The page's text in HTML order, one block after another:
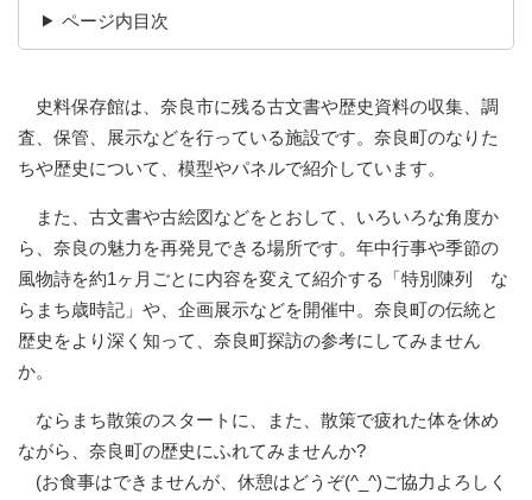
ページ内目次
​ 史料保存館は、奈良市に残る古文書や歴史資料の収集、調
査、保管、展示などを行っている施設です。奈良町のなりた
ちや歴史について、模型やパネルで紹介しています。
また、古文書や古絵図などをとおして、いろいろな角度か
ら、奈良の魅力を再発見できる場所です。年中行事や季節の
風物詩を約1ヶ月ごとに内容を変えて紹介する「特別陳列 な
らまち歳時記」や、企画展示などを開催中。奈良町の伝統と
歴史をより深く知って、奈良町探訪の参考にしてみません
か。
ならまち散策のスタートに、また、散策で疲れた体を休め
ながら、奈良町の歴史にふれてみませんか?
(お食事はできませんが、休憩はどうぞ(^_^)ご協力よろしく